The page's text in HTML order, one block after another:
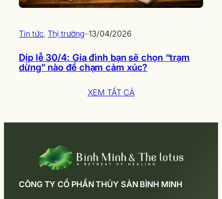
Tin tức, Thị trường–13/04/2026
Dịp lễ 30/4: Gia đình bạn sẽ chọn “trạm
dừng” nào để chạm cảm xúc?
XEM TẤT CẢ
CÔNG TY CỔ PHẦN THỦY SẢN BÌNH MINH